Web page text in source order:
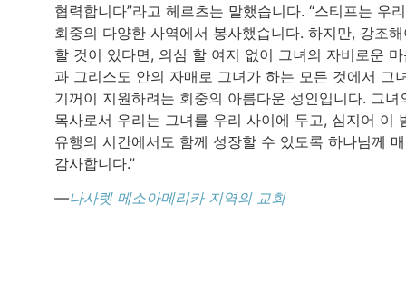
협력합니다”라고 헤르츠는 말했습니다. “스티프는 우리
회중의 다양한 사역에서 봉사했습니다. 하지만, 강조
할 것이 있다면, 의심 할 여지 없이 그녀의 자비로운
과 그리스도 안의 자매로 그녀가 하는 모든 것에서 그
기꺼이 지원하려는 회중의 아름다운 성인입니다. 그녀
목사로서 우리는 그녀를 우리 사이에 두고, 심지어 이
유행의 시간에서도 함께 성장할 수 있도록 하나님께
감사합니다.”
—나사렛 메소아메리카 지역의 교회